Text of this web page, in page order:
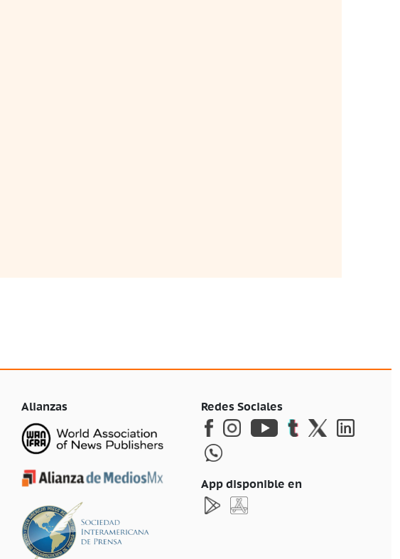
Alianzas Redes Sociales
App disponible en